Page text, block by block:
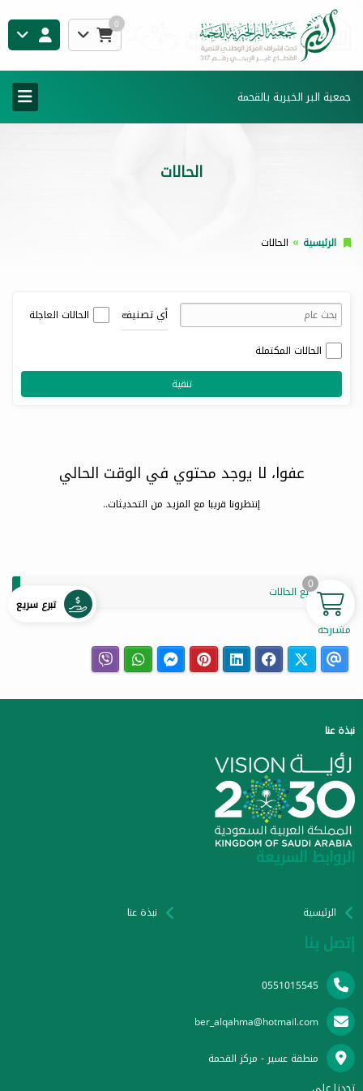
0
جمعية البر الخيرية بالقحمة
الحالات
الرئيسية الحالات
أي تصنيف
الحالات العاجلة
الحالات المكتملة
تنقية
عفوا، لا يوجد محتوي في الوقت الحالي
إنتظرونا قريبا مع المزيد من التحديثات..
عرض جميع الحالات
مشاركة
نبذة عنا
الروابط السريعة
الرئيسية نبذة عنا
إتصل بنا
0551015545
ber_alqahma@hotmail.com
منطقة عسير - مركز القحمة
تبرع سريع
0